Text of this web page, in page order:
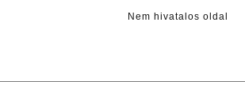
Nem hivatalos oldal